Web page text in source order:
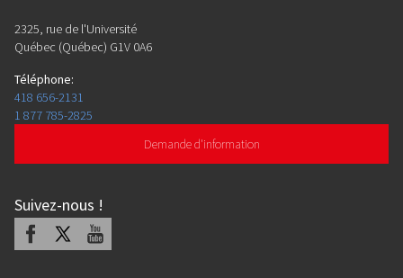
2325, rue de l'Université
Québec (Québec) G1V 0A6
Téléphone:
418 656-2131
1 877 785-2825
Demande d'information
Suivez-nous !
Facebook Youtube